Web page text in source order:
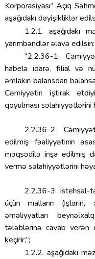
Korporasiyası” Açıq
aşağıdakı dəyişikliklər
1.2.1. aşağıdakı
yarımbəndlər əlavə edilsin:
“2.2.36-1.
habelə idarə, filial və
əmlakın balansdan
Cəmiyyətin iştirak
qoyulması səlahiyyətlərini
2.2.36-2.
edilmiş fəaliyyətinin
məqsədilə inşa edilmiş
vermə səlahiyyətlərini
2.2.36-3. istehsal-
üçün malların (işlərin,
əməliyyatları
tələblərinə cavab verən
keçirir;”;
1.2.2. aşağıdakı